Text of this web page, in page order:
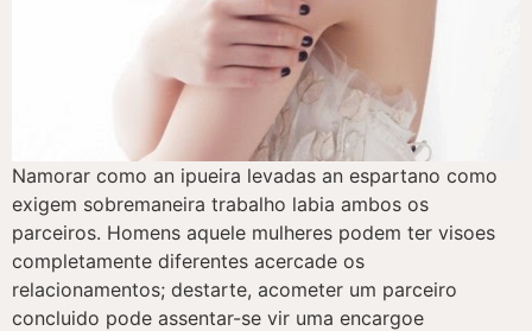
Namorar como an ipueira levadas an espartano como
exigem sobremaneira trabalho labia ambos os
parceiros. Homens aquele mulheres podem ter visoes
completamente diferentes acercade os
relacionamentos; destarte, acometer um parceiro
concluido pode assentar-se vir uma encargoe